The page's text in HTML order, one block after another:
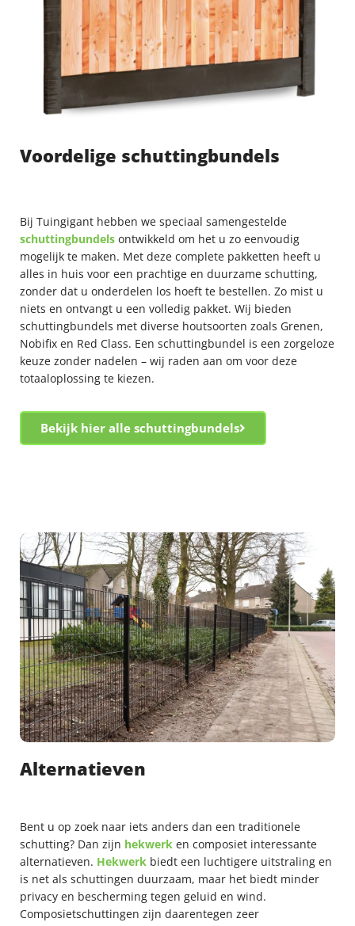
Voordelige schuttingbundels
Bij Tuingigant hebben we speciaal samengestelde
schuttingbundels ontwikkeld om het u zo eenvoudig
mogelijk te maken. Met deze complete pakketten heeft u
alles in huis voor een prachtige en duurzame schutting,
zonder dat u onderdelen los hoeft te bestellen. Zo mist u
niets en ontvangt u een volledig pakket. Wij bieden
schuttingbundels met diverse houtsoorten zoals Grenen,
Nobifix en Red Class. Een schuttingbundel is een zorgeloze
keuze zonder nadelen – wij raden aan om voor deze
totaaloplossing te kiezen.
Bekijk hier alle schuttingbundels
Alternatieven
Bent u op zoek naar iets anders dan een traditionele
schutting? Dan zijn hekwerk en composiet interessante
alternatieven. Hekwerk biedt een luchtigere uitstraling en
is net als schuttingen duurzaam, maar het biedt minder
privacy en bescherming tegen geluid en wind.
Composietschuttingen zijn daarentegen zeer